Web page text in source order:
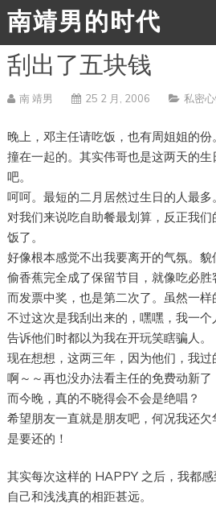
南靖男的时代
刮出了五块钱
南 靖男 25 2 月, 2006 私密
晚上，邓主任请吃饭，也有周姐姐的份。
撞在一起的。其实伟哥也是这两天的
吧。
呵呵。最短的二月居然过生日的人最多。
对我们来说吃自助餐最划算，反正我
饭了。
好像根本感觉不出我要离开的气氛。貌
偷香蕉完全成了保留节目，就像吃必胜
而发票中奖，也是第二次了。虽然一样
不过这次是我刮出来的，嘿嘿，我一个
告诉他们时都以为我在开玩笑瞎骗人。
现在想想，这两三年，因为他们，我过
啊～～再也没办法看主任的免费动新了
而今晚，真的不晓得会不会是绝唱？
希望朋友一直就是朋友吧，何况我还
是要还的！
其实每次这样的 HAPPY 之后，我都
自己和浅浅真的相距甚远。